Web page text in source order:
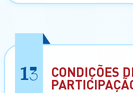
13 CONDIÇÕES